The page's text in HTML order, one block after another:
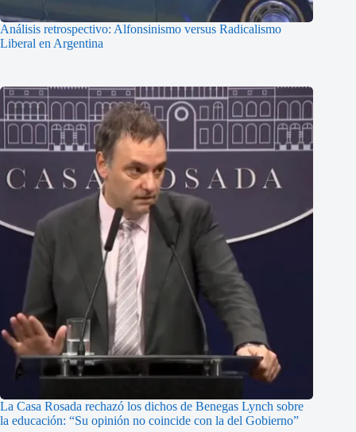
Análisis retrospectivo: Alfonsinismo versus Radicalismo
Liberal en Argentina
La Casa Rosada rechazó los dichos de Benegas Lynch sobre
la educación: “Su opinión no coincide con la del Gobierno”